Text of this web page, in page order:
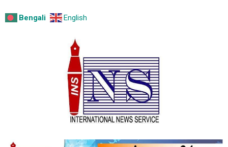
Bengali English